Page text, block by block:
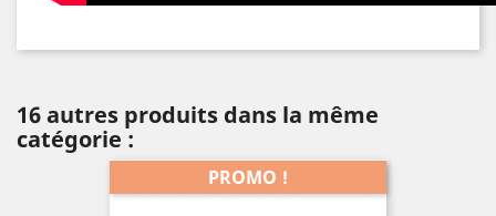
16 autres produits dans la même
catégorie :
PROMO !